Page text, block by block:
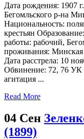
Дата рождения: 1907
Бегомльского р-на
Национальность:
крестьян
работы: рабочий,
проживания: Минская
Дата расстрела: 10
Обвинение: 72, 76 УК
агитация ...
Read More
04 Сен
(1899)